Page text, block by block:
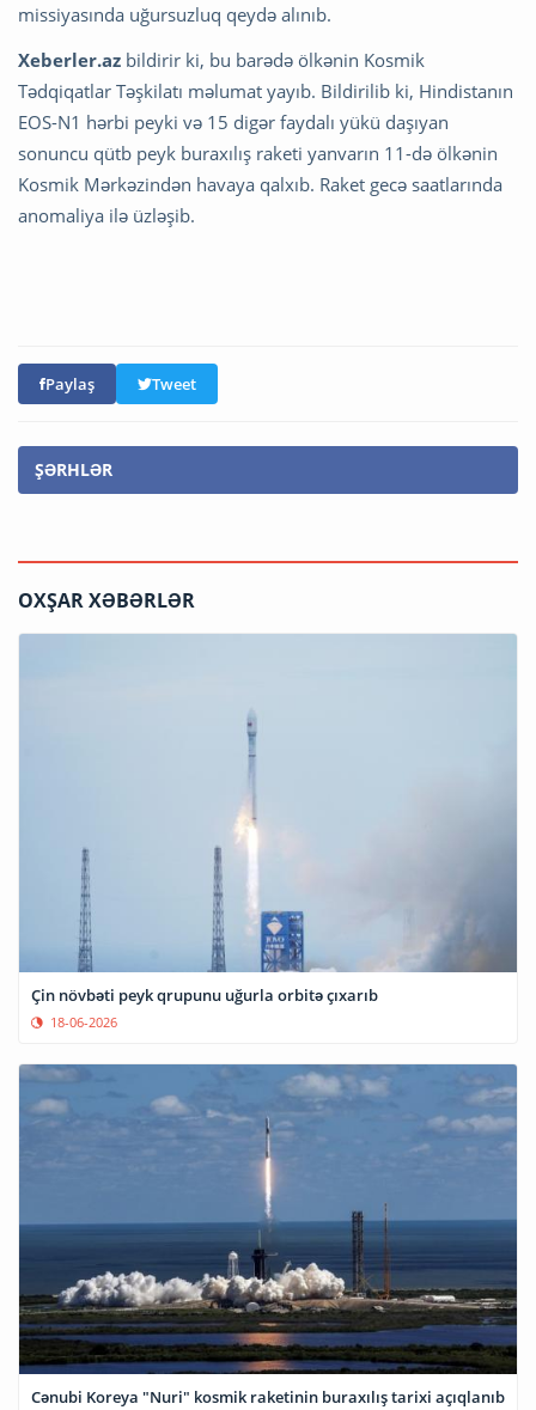
missiyasında uğursuzluq qeydə alınıb.
Xeberler.az bildirir ki, bu barədə ölkənin Kosmik
Tədqiqatlar Təşkilatı məlumat yayıb. Bildirilib ki, Hindistanın
EOS-N1 hərbi peyki və 15 digər faydalı yükü daşıyan
sonuncu qütb peyk buraxılış raketi yanvarın 11-də ölkənin
Kosmik Mərkəzindən havaya qalxıb. Raket gecə saatlarında
anomaliya ilə üzləşib.
Paylaş Tweet
ŞƏRHLƏR
OXŞAR XƏBƏRLƏR
Çin növbəti peyk qrupunu uğurla orbitə çıxarıb
18-06-2026
Cənubi Koreya "Nuri" kosmik raketinin buraxılış tarixi açıqlanıb